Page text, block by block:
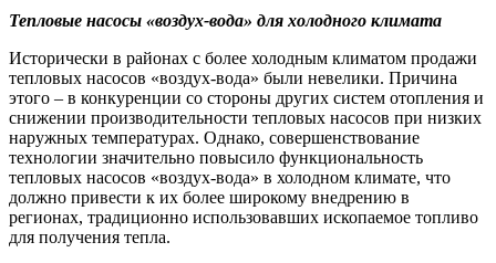
Тепловые насосы «воздух-вода» для холодного климата
Исторически в районах с более холодным климатом продажи
тепловых насосов «воздух-вода» были невелики. Причина
этого – в конкуренции со стороны других систем отопления и
снижении производительности тепловых насосов при низких
наружных температурах. Однако, совершенствование
технологии значительно повысило функциональность
тепловых насосов «воздух-вода» в холодном климате, что
должно привести к их более широкому внедрению в
регионах, традиционно использовавших ископаемое топливо
для получения тепла.